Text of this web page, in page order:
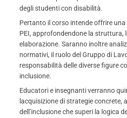
degli studenti con disabilità.
Pertanto il corso intende offrire
PEI, approfondendone la struttura,
elaborazione. Saranno inoltre
normativi, il ruolo del Gruppo di
responsabilità delle diverse figure
inclusione.
Educatori e insegnanti verranno
lacquisizione di strategie
dell’inclusione che superi la logica